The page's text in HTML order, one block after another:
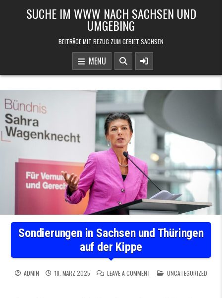
SUCHE IM WWW NACH SACHSEN UND
UMGEBING
BEITRÄGE MIT BEZUG ZUM GEBIET SACHSEN
MENU
Sondierungen in Sachsen und Thüringen
auf der Kippe
ADMIN 18. MÄRZ 2025 LEAVE A COMMENT ON SONDIERUNGEN IN
POSTED IN
UNCATEGORIZED